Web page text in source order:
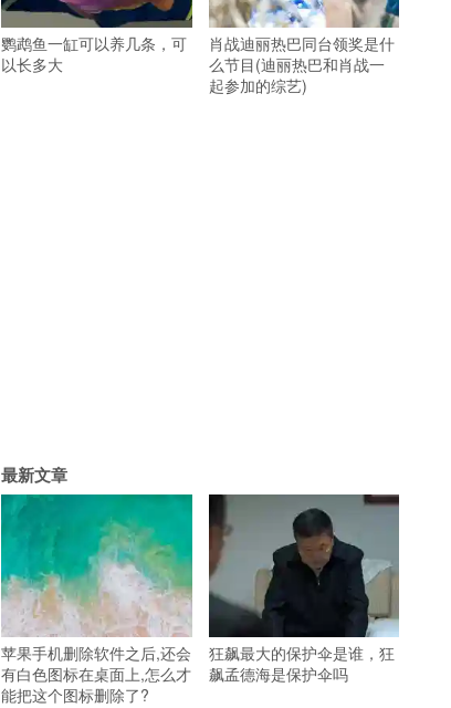
鹦鹉鱼一缸可以养几条，可
以长多大
肖战迪丽热巴同台领奖是什
么节目(迪丽热巴和肖战一
起参加的综艺)
最新文章
苹果手机删除软件之后,还会
有白色图标在桌面上,怎么才
能把这个图标删除了?
狂飙最大的保护伞是谁，狂
飙孟德海是保护伞吗